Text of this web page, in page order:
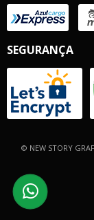
SEGURANÇA
© NEW STORY